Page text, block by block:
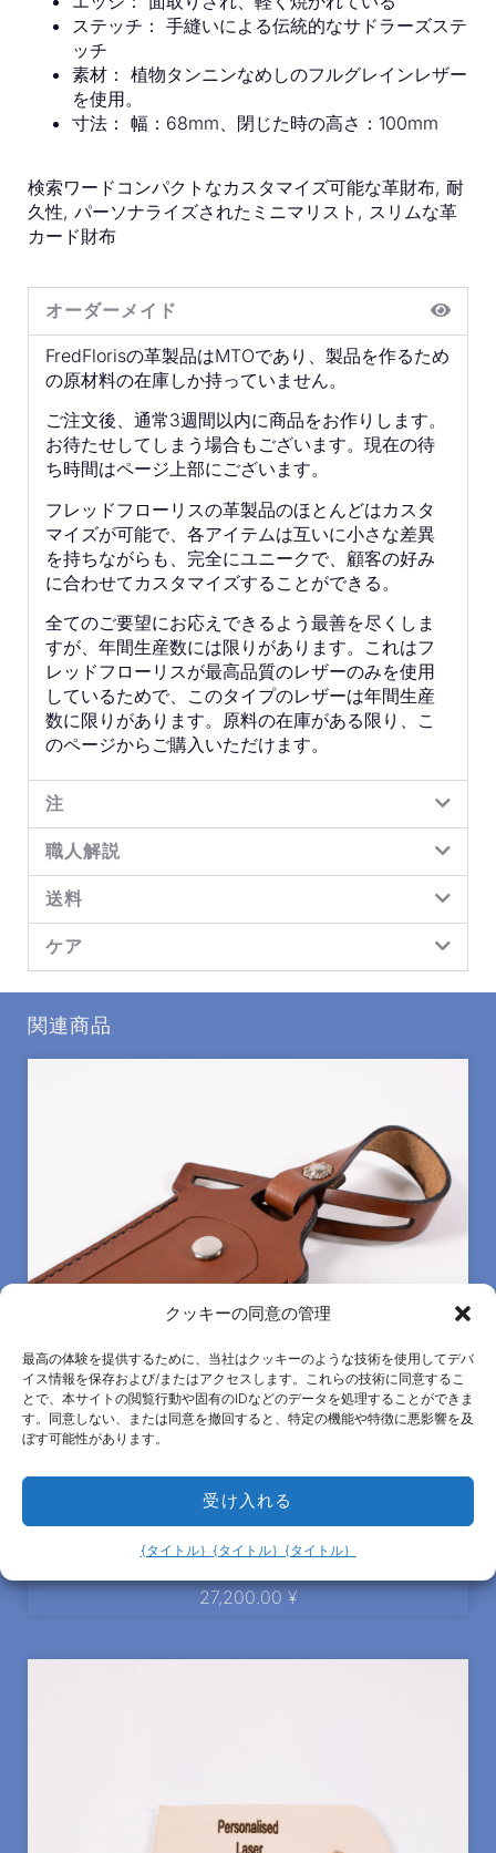
クッキーの同意の管理
最高の体験を提供するために、当社はクッキーのような技術を使用してデバ
イス情報を保存および/またはアクセスします。これらの技術に同意するこ
とで、本サイトの閲覧行動や固有のIDなどのデータを処理することができま
す。同意しない、または同意を撤回すると、特定の機能や特徴に悪影響を及
ぼす可能性があります。
受け入れる
{タイトル｝ {タイトル｝ {タイトル｝
ステッチ： 手縫いによる伝統的なサドラーズステ
ッチ
素材： 植物タンニンなめしのフルグレインレザー
を使用。
寸法： 幅：68mm、閉じた時の高さ：100mm
検索ワードコンパクトなカスタマイズ可能な革財布, 耐
久性, パーソナライズされたミニマリスト, スリムな革
カード財布
オーダーメイド
FredFlorisの革製品はMTOであり、製品を作るため
の原材料の在庫しか持っていません。
ご注文後、通常3週間以内に商品をお作りします。
お待たせしてしまう場合もございます。現在の待
ち時間はページ上部にございます。
フレッドフローリスの革製品のほとんどはカスタ
マイズが可能で、各アイテムは互いに小さな差異
を持ちながらも、完全にユニークで、顧客の好み
に合わせてカスタマイズすることができる。
全てのご要望にお応えできるよう最善を尽くしま
すが、年間生産数には限りがあります。これはフ
レッドフローリスが最高品質のレザーのみを使用
しているためで、このタイプのレザーは年間生産
数に限りがあります。原料の在庫がある限り、こ
のページからご購入いただけます。
注
職人解説
送料
ケア
関連商品
Haningeleden - バッグ用トラベルタグ - Cognac, クロ
27,200.00¥